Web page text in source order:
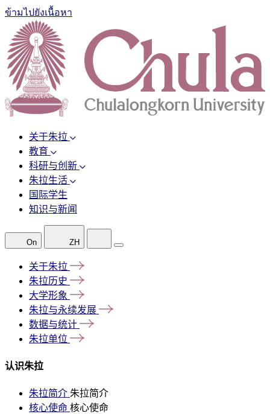
ข้ามไปยังเนื้อหา
关于朱拉
教育
科研与创新
朱拉生活
国际学生
知识与新闻
On ZH
关于朱拉
朱拉历史
大学形象
朱拉与永续发展
数据与统计
朱拉单位
认识朱拉
朱拉简介 朱拉简介
核心使命 核心使命